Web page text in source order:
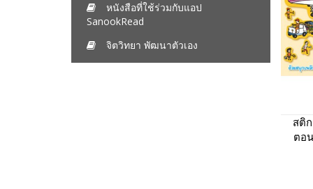
หนังสือที่ใช้ร่วมกับแอป
SanookRead
จิตวิทยา พัฒนาตัวเอง
สติ
ตอ